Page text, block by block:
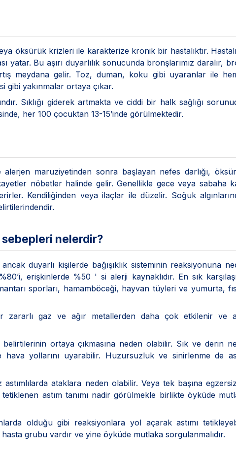
öksürük krizleri ile karakterize kronik bir hastalıktır.
yatar. Bu aşırı duyarlılık sonucunda bronşlarımız daralır,
meydana gelir. Toz, duman, koku gibi uyaranlar ile
gibi yakınmalar ortaya çıkar.
Sıklığı giderek artmakta ve ciddi bir halk sağlığı
her 100 çocuktan 13-15’inde görülmektedir.
maruziyetinden sonra başlayan nefes darlığı,
nöbetler halinde gelir. Genellikle gece veya sabaha
Kendiliğinden veya ilaçlar ile düzelir. Soğuk
sebepleri nelerdir?
duyarlı kişilerde bağışıklık sisteminin reaksiyonuna
erişkinlerde %50 ' si alerji kaynaklıdır. En sık
sporları, hamamböceği, hayvan tüyleri ve yumurta,
zararlı gaz ve ağır metallerden daha çok etkilenir ve
belirtilerinin ortaya çıkmasına neden olabilir. Sık ve derin
yollarını uyarabilir. Huzursuzluk ve sinirlenme de
ataklara neden olabilir. Veya tek başına
tetiklenen astım tanımı nadir görülmekle birlikte öyküde
olduğu gibi reaksiyonlara yol açarak astımı
grubu vardır ve yine öyküde mutlaka sorgulanmalıdır.